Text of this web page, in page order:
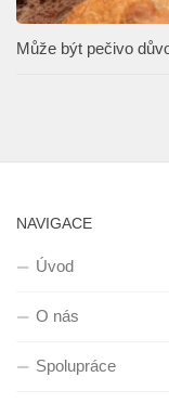
Může být pečivo
NAVIGACE
Úvod
O nás
Spolupráce